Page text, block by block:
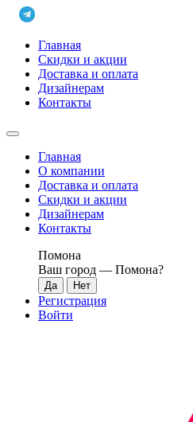
Главная
Скидки и акции
Доставка и оплата
Дизайнерам
Контакты
Главная
О компании
Доставка и оплата
Скидки и акции
Дизайнерам
Контакты
Помона
Ваш город — Помона?
Регистрация
Войти